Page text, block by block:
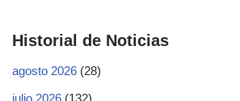
Historial de Noticias
agosto 2026 (28)